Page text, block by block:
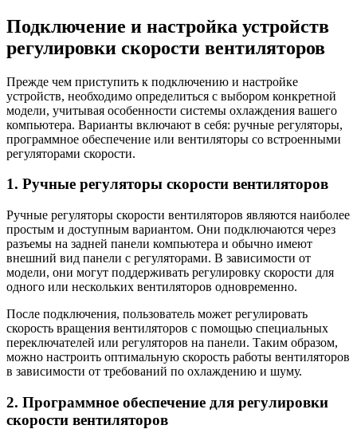
Подключение и настройка устройств
регулировки скорости вентиляторов
Прежде чем приступить к подключению и настройке
устройств, необходимо определиться с выбором конкретной
модели, учитывая особенности системы охлаждения вашего
компьютера. Варианты включают в себя: ручные регуляторы,
программное обеспечение или вентиляторы со встроенными
регуляторами скорости.
1. Ручные регуляторы скорости вентиляторов
Ручные регуляторы скорости вентиляторов являются наиболее
простым и доступным вариантом. Они подключаются через
разъемы на задней панели компьютера и обычно имеют
внешний вид панели с регуляторами. В зависимости от
модели, они могут поддерживать регулировку скорости для
одного или нескольких вентиляторов одновременно.
После подключения, пользователь может регулировать
скорость вращения вентиляторов с помощью специальных
переключателей или регуляторов на панели. Таким образом,
можно настроить оптимальную скорость работы вентиляторов
в зависимости от требований по охлаждению и шуму.
2. Программное обеспечение для регулировки
скорости вентиляторов